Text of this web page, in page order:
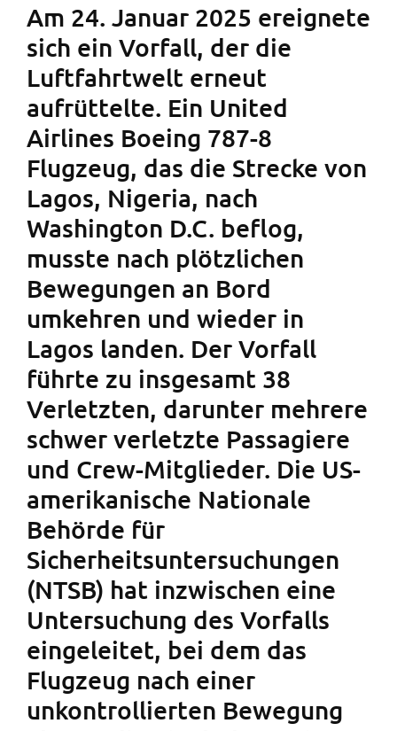
Am 24. Januar 2025 ereignete
sich ein Vorfall, der die
Luftfahrtwelt erneut
aufrüttelte. Ein United
Airlines Boeing 787-8
Flugzeug, das die Strecke von
Lagos, Nigeria, nach
Washington D.C. beflog,
musste nach plötzlichen
Bewegungen an Bord
umkehren und wieder in
Lagos landen. Der Vorfall
führte zu insgesamt 38
Verletzten, darunter mehrere
schwer verletzte Passagiere
und Crew-Mitglieder. Die US-
amerikanische Nationale
Behörde für
Sicherheitsuntersuchungen
(NTSB) hat inzwischen eine
Untersuchung des Vorfalls
eingeleitet, bei dem das
Flugzeug nach einer
unkontrollierten Bewegung